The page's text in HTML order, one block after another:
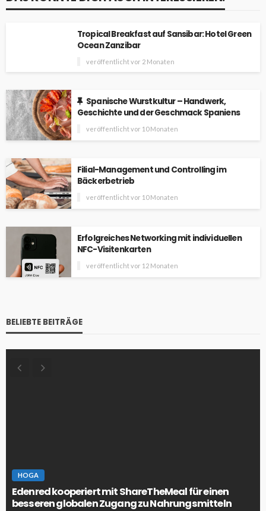
Tropical Breakfast auf Sansibar: Hotel Green
Ocean Zanzibar
veröffentlicht vor 2 Monaten
Spanische Wurstkultur – Handwerk,
Geschichte und der Geschmack Spaniens
veröffentlicht vor 10 Monaten
Filial-Management und Controlling im
Bäckerbetrieb
veröffentlicht vor 10 Monaten
Erfolgreiches Networking mit individuellen
NFC-Visitenkarten
veröffentlicht vor 12 Monaten
BELIEBTE BEITRÄGE
HOGA
Edenred kooperiert mit ShareTheMeal für einen
besseren globalen Zugang zu Nahrungsmitteln